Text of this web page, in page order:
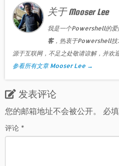
关于 Mooser Lee
我是一个Powershell的爱
客，热衷于Powershell技
源于互联网，不足之处敬请谅解，并欢
参看所有文章 Mooser Lee →
发表评论
您的邮箱地址不会被公开。
必
评论 *